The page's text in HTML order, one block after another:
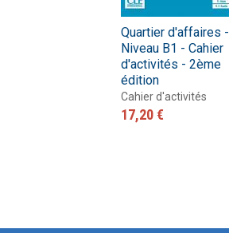
Quartier d'affaires -
Niveau B1 - Cahier
d'activités - 2ème
édition
Cahier d'activités
17,20 €